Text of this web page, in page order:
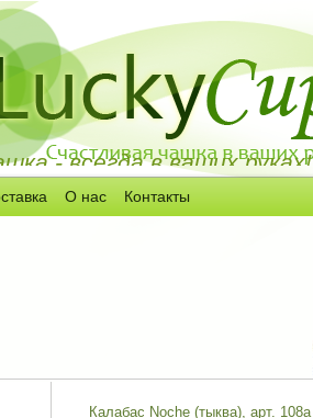
- всегда в ваших руках!
О нас Контакты
Калабас Noche (тыква), арт. 108а